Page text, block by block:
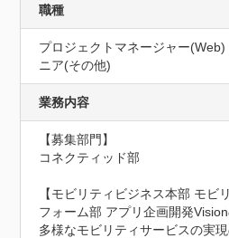
職種
プロジェクトマネージャー
ニア(その他)
業務内容
【募集部門】
コネクティッド部
【モビリティビジネス本部 モビ
フォーム部 アプリ企画開発
多様なモビリティサービスの実